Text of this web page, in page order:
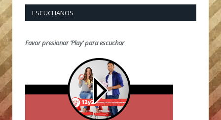
ESCUCHANOS
Favor presionar ‘Play’ para escuchar